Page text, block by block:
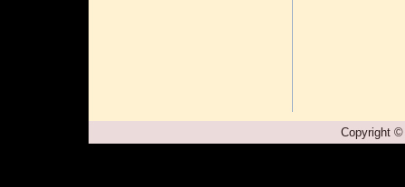
Copyright ©